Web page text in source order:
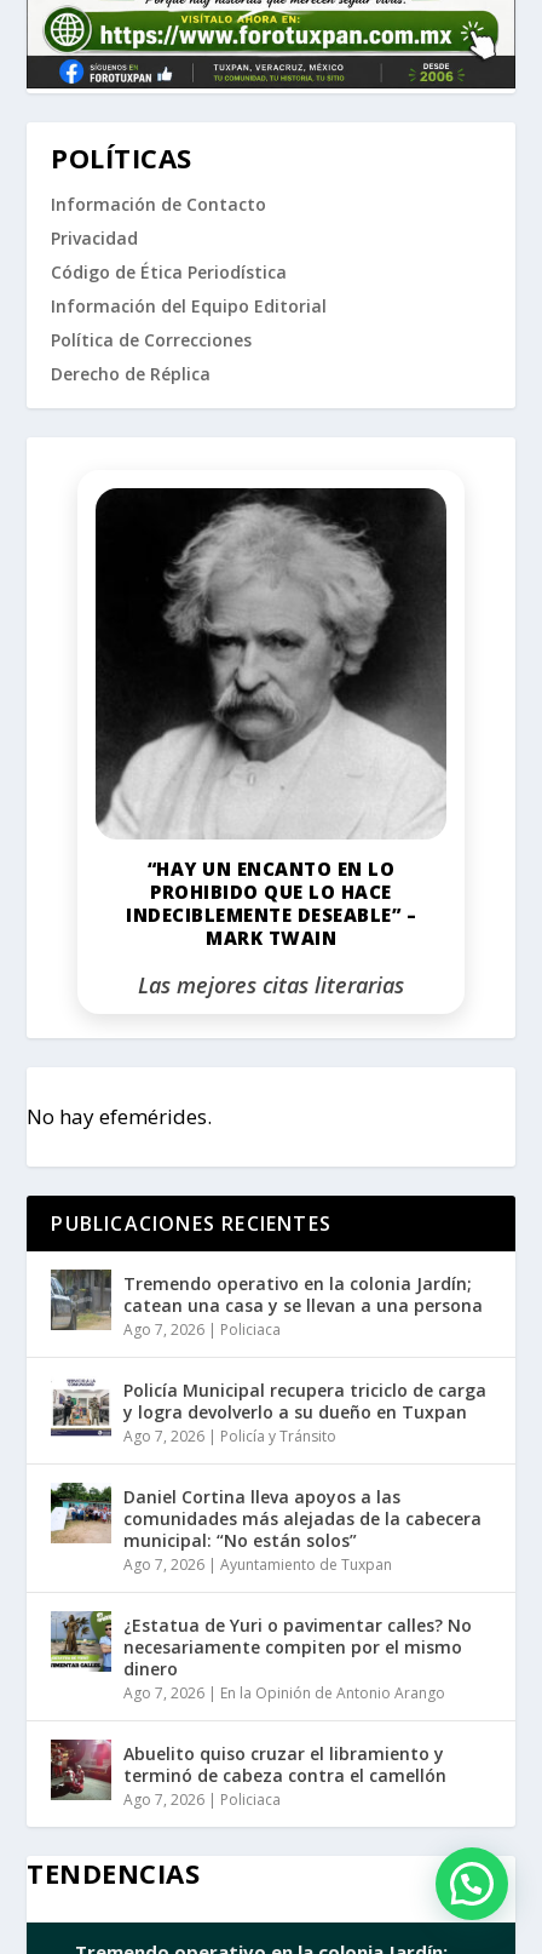
POLÍTICAS
Información de Contacto
Privacidad
Código de Ética Periodística
Información del Equipo Editorial
Política de Correcciones
Derecho de Réplica
“HAY UN ENCANTO EN LO
PROHIBIDO QUE LO HACE
INDECIBLEMENTE DESEABLE” –
MARK TWAIN
Las mejores citas literarias
No hay efemérides.
PUBLICACIONES RECIENTES
Tremendo operativo en la colonia Jardín;
catean una casa y se llevan a una persona
Ago 7, 2026 | Policiaca
Policía Municipal recupera triciclo de carga
y logra devolverlo a su dueño en Tuxpan
Ago 7, 2026 | Policía y Tránsito
Daniel Cortina lleva apoyos a las
comunidades más alejadas de la cabecera
municipal: “No están solos”
Ago 7, 2026 |Ayuntamiento de Tuxpan
¿Estatua de Yuri o pavimentar calles? No
necesariamente compiten por el mismo
dinero
Ago 7, 2026 | En la Opinión de Antonio Arango
Abuelito quiso cruzar el libramiento y
terminó de cabeza contra el camellón
Ago 7, 2026 | Policiaca
TENDENCIAS